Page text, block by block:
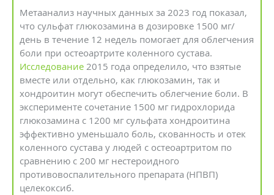
Метаанализ научных данных за 2023 год показал,
что сульфат глюкозамина в дозировке 1500 мг/
день в течение 12 недель помогает для облегчения
боли при остеоартрите коленного сустава.
Исследование2015 года определило, что взятые
вместе или отдельно, как глюкозамин, так и
хондроитин могут обеспечить облегчение боли. В
эксперименте сочетание 1500 мг гидрохлорида
глюкозамина с 1200 мг сульфата хондроитина
эффективно уменьшало боль, скованность и отек
коленного сустава у людей с остеоартритом по
сравнению с 200 мг нестероидного
противовоспалительного препарата (НПВП)
целекоксиб.